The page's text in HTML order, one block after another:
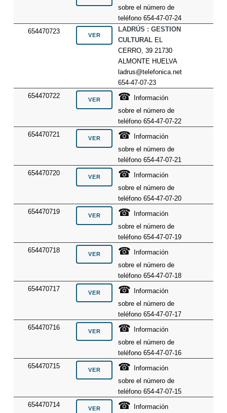
sobre el número de
teléfono 654-47-07-24
654470723
LADRÚS : GESTION
CULTURAL EL
CERRO, 39 21730
ALMONTE HUELVA
ladrus@telefonica.net
654-47-07-23
654470722
☎
Información
sobre el número de
teléfono 654-47-07-22
654470721
☎
Información
sobre el número de
teléfono 654-47-07-21
654470720
☎
Información
sobre el número de
teléfono 654-47-07-20
654470719
☎
Información
sobre el número de
teléfono 654-47-07-19
654470718
☎
Información
sobre el número de
teléfono 654-47-07-18
654470717
☎
Información
sobre el número de
teléfono 654-47-07-17
654470716
☎
Información
sobre el número de
teléfono 654-47-07-16
654470715
☎
Información
sobre el número de
teléfono 654-47-07-15
654470714
☎
Información